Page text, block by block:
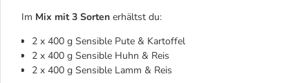
Im Mix mit 3 Sorten erhältst du:
2 x 400 g Sensible Pute & Kartoffel
2 x 400 g Sensible Huhn & Reis
2 x 400 g Sensible Lamm & Reis